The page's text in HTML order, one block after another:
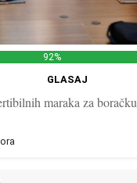
92%
GLASAJ
maraka za